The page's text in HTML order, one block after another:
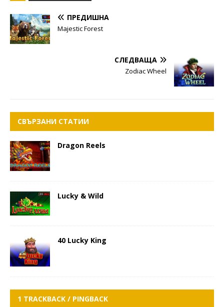
ПРЕДИШНА
Majestic Forest
СЛЕДВАЩА
Zodiac Wheel
СВЪРЗАНИ СТАТИИ
Dragon Reels
Lucky & Wild
40 Lucky King
1 TRACKBACK / PINGBACK